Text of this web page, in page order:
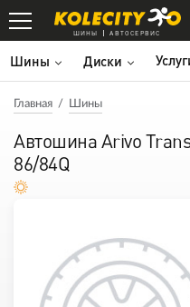
ШИНЫ АВТОСЕРВИС
Шины Диски
Главная Шины
Автошина Arivo
86/84Q